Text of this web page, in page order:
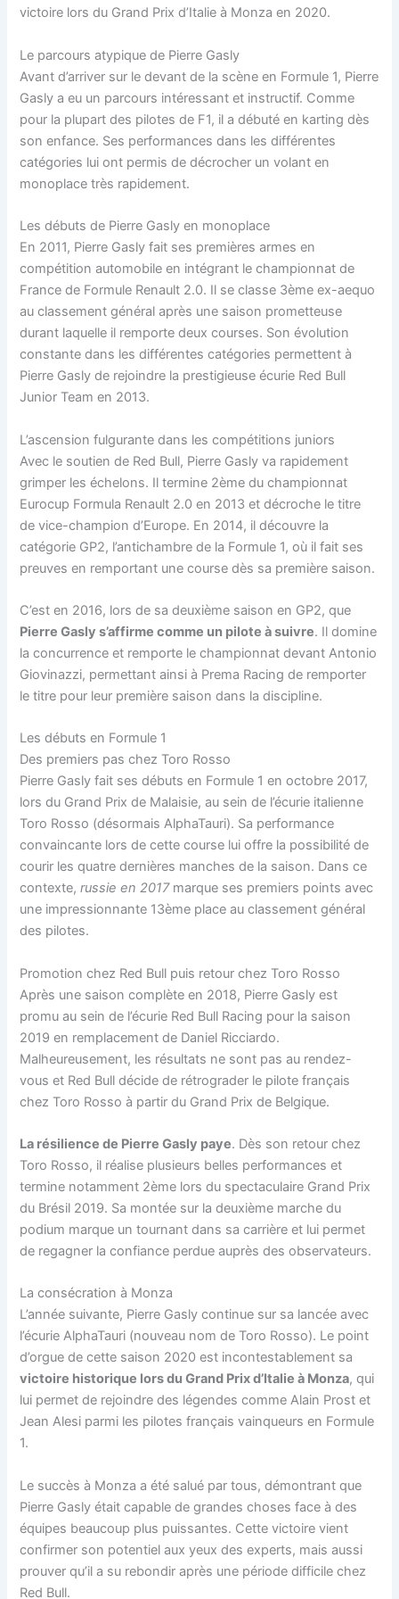
victoire lors du Grand Prix d’Italie à Monza en 2020.
Le parcours atypique de Pierre Gasly
Avant d’arriver sur le devant de la scène en Formule 1, Pierre
Gasly a eu un parcours intéressant et instructif. Comme
pour la plupart des pilotes de F1, il a débuté en karting dès
son enfance. Ses performances dans les différentes
catégories lui ont permis de décrocher un volant en
monoplace très rapidement.
Les débuts de Pierre Gasly en monoplace
En 2011, Pierre Gasly fait ses premières armes en
compétition automobile en intégrant le championnat de
France de Formule Renault 2.0. Il se classe 3ème ex-aequo
au classement général après une saison prometteuse
durant laquelle il remporte deux courses. Son évolution
constante dans les différentes catégories permettent à
Pierre Gasly de rejoindre la prestigieuse écurie Red Bull
Junior Team en 2013.
L’ascension fulgurante dans les compétitions juniors
Avec le soutien de Red Bull, Pierre Gasly va rapidement
grimper les échelons. Il termine 2ème du championnat
Eurocup Formula Renault 2.0 en 2013 et décroche le titre
de vice-champion d’Europe. En 2014, il découvre la
catégorie GP2, l’antichambre de la Formule 1, où il fait ses
preuves en remportant une course dès sa première saison.
C’est en 2016, lors de sa deuxième saison en GP2, que
Pierre Gasly s’affirme comme un pilote à suivre. Il domine
la concurrence et remporte le championnat devant Antonio
Giovinazzi, permettant ainsi à Prema Racing de remporter
le titre pour leur première saison dans la discipline.
Les débuts en Formule 1
Des premiers pas chez Toro Rosso
Pierre Gasly fait ses débuts en Formule 1 en octobre 2017,
lors du Grand Prix de Malaisie, au sein de l’écurie italienne
Toro Rosso (désormais AlphaTauri). Sa performance
convaincante lors de cette course lui offre la possibilité de
courir les quatre dernières manches de la saison. Dans ce
contexte,russie en 2017marque ses premiers points avec
une impressionnante 13ème place au classement général
des pilotes.
Promotion chez Red Bull puis retour chez Toro Rosso
Après une saison complète en 2018, Pierre Gasly est
promu au sein de l’écurie Red Bull Racing pour la saison
2019 en remplacement de Daniel Ricciardo.
Malheureusement, les résultats ne sont pas au rendez-
vous et Red Bull décide de rétrograder le pilote français
chez Toro Rosso à partir du Grand Prix de Belgique.
La résilience de Pierre Gasly paye. Dès son retour chez
Toro Rosso, il réalise plusieurs belles performances et
termine notamment 2ème lors du spectaculaire Grand Prix
du Brésil 2019. Sa montée sur la deuxième marche du
podium marque un tournant dans sa carrière et lui permet
de regagner la confiance perdue auprès des observateurs.
La consécration à Monza
L’année suivante, Pierre Gasly continue sur sa lancée avec
l’écurie AlphaTauri (nouveau nom de Toro Rosso). Le point
d’orgue de cette saison 2020 est incontestablement sa
victoire historique lors du Grand Prix d’Italie à Monza, qui
lui permet de rejoindre des légendes comme Alain Prost et
Jean Alesi parmi les pilotes français vainqueurs en Formule
1.
Le succès à Monza a été salué par tous, démontrant que
Pierre Gasly était capable de grandes choses face à des
équipes beaucoup plus puissantes. Cette victoire vient
confirmer son potentiel aux yeux des experts, mais aussi
prouver qu’il a su rebondir après une période difficile chez
Red Bull.